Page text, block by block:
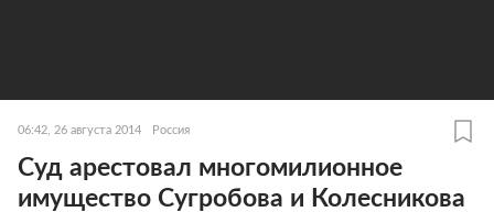
06:42, 26 августа 2014 Россия
Суд арестовал многомилионное
имущество Сугробова и Колесникова